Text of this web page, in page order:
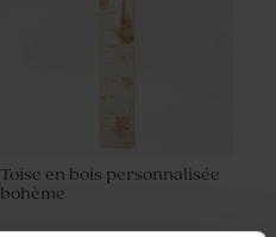
Toise en bois personnalisée
bohème